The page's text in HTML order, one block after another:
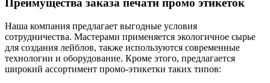
Преимущества заказа печати промо этикеток
Наша компания предлагает выгодные условия
сотрудничества. Мастерами применяется экологичное сырье
для создания лейблов, также используются современные
технологии и оборудование. Кроме этого, предлагается
широкий ассортимент промо-этикетки таких типов: